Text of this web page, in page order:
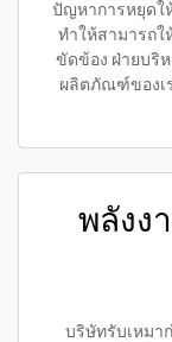
ปัญหาการหยุดใ
ทำให้สามารถใ
ขัดข้อง ฝ่ายบริ
ผลิตภัณฑ์ของเ
พลังง
บริษัทรับเหมา